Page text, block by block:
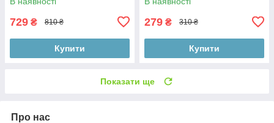
729 ₴ 810 ₴
Купити
279 ₴ 310 ₴
Купити
Показати ще
Про нас